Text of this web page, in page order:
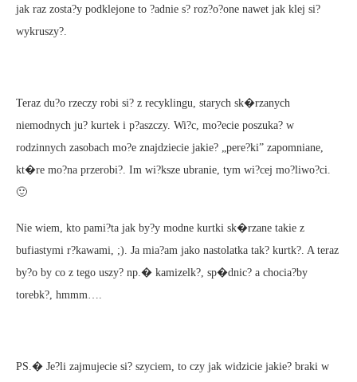
jak raz zosta?y podklejone to ?adnie s? roz?o?one nawet jak klej si?
wykruszy?.
Teraz du?o rzeczy robi si? z recyklingu, starych sk�rzanych
niemodnych ju? kurtek i p?aszczy. Wi?c, mo?ecie poszuka? w
rodzinnych zasobach mo?e znajdziecie jakie? „pere?ki” zapomniane,
kt�re mo?na przerobi?. Im wi?ksze ubranie, tym wi?cej mo?liwo?ci.
🙂
Nie wiem, kto pami?ta jak by?y modne kurtki sk�rzane takie z
bufiastymi r?kawami, ;). Ja mia?am jako nastolatka tak? kurtk?. A teraz
by?o by co z tego uszy? np.� kamizelk?, sp�dnic? a chocia?by
torebk?, hmmm….
PS.� Je?li zajmujecie si? szyciem, to czy jak widzicie jakie? braki w